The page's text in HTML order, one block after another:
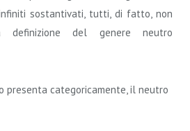
sostantivati, tutti, di fatto, non
definizione del genere neutro
presenta categoricamente, il neutro